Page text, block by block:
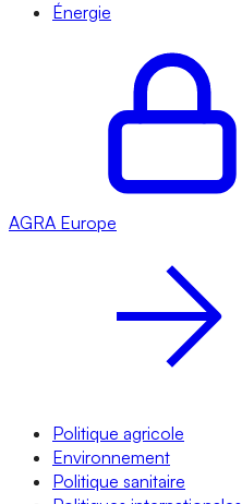
Énergie
AGRA Europe
Politique agricole
Environnement
Politique sanitaire